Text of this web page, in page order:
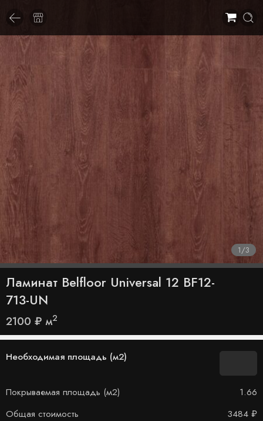
1/3
Ламинат Belfloor Universal 12 BF12-
713-UN
2100 ₽ м2
Необходимая площадь (м2)
Покрываемая площадь (м2)
1.66
Общая стоимость
3484 ₽